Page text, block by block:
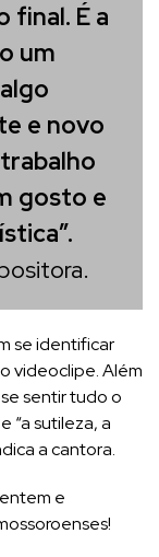
final. É a
um
e novo
gosto e
se identificar
videoclipe. Além
sentir tudo o
“a sutileza, a
a cantora.
e